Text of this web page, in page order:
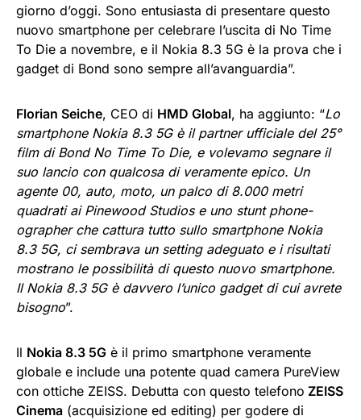
giorno d’oggi. Sono entusiasta di presentare questo
nuovo smartphone per celebrare l’uscita di No Time
To Die a novembre, e il Nokia 8.3 5G è la prova che i
gadget di Bond sono sempre all’avanguardia”.
Florian Seiche, CEO di HMD Global, ha aggiunto: “Lo
smartphone Nokia 8.3 5G è il partner ufficiale del 25°
film di Bond No Time To Die, e volevamo segnare il
suo lancio con qualcosa di veramente epico. Un
agente 00, auto, moto, un palco di 8.000 metri
quadrati ai Pinewood Studios e uno stunt phone-
ographer che cattura tutto sullo smartphone Nokia
8.3 5G, ci sembrava un setting adeguato e i risultati
mostrano le possibilità di questo nuovo smartphone.
Il Nokia 8.3 5G è davvero l’unico gadget di cui avrete
bisogno”.
Il Nokia 8.3 5G è il primo smartphone veramente
globale e include una potente quad camera PureView
con ottiche ZEISS. Debutta con questo telefono ZEISS
Cinema (acquisizione ed editing) per godere di